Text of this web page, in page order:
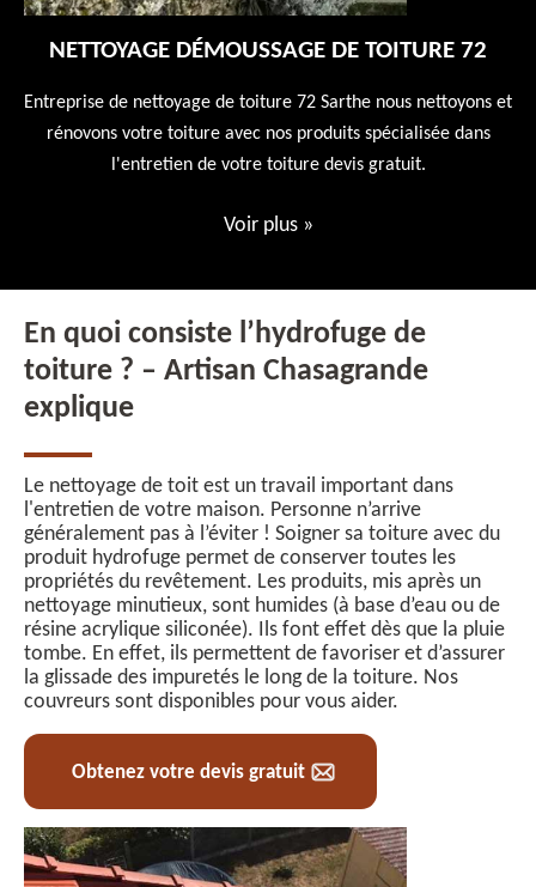
NETTOYAGE DÉMOUSSAGE DE TOITURE 72
Entreprise de nettoyage de toiture 72 Sarthe nous nettoyons et
rénovons votre toiture avec nos produits spécialisée dans
l'entretien de votre toiture devis gratuit.
Voir plus »
En quoi consiste l’hydrofuge de
toiture ? – Artisan Chasagrande
explique
Le nettoyage de toit est un travail important dans
l'entretien de votre maison. Personne n’arrive
généralement pas à l’éviter ! Soigner sa toiture avec du
produit hydrofuge permet de conserver toutes les
propriétés du revêtement. Les produits, mis après un
nettoyage minutieux, sont humides (à base d’eau ou de
résine acrylique siliconée). Ils font effet dès que la pluie
tombe. En effet, ils permettent de favoriser et d’assurer
la glissade des impuretés le long de la toiture. Nos
couvreurs sont disponibles pour vous aider.
Obtenez votre devis gratuit